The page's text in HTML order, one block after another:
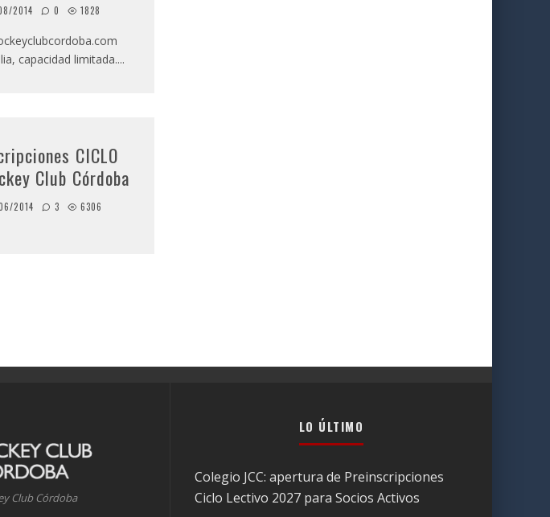
2014 0 1828
capacidad limitada....
CICLO
Club Córdoba
2014 3 6306
Club Córdoba
LO ÚLTIMO
Colegio JCC: apertura de Preinscripciones
Ciclo Lectivo 2027 para Socios Activos